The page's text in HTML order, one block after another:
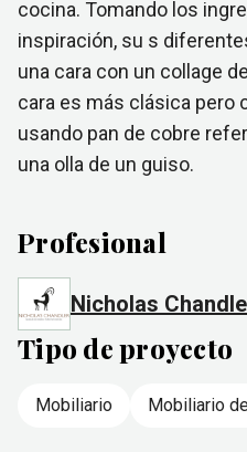
cocina. Tomando los
inspiración, su s
una cara con un collage
cara es más clásica pero
usando pan de cobre
una olla de un guiso.
Profesional
Nicholas
Tipo de proyecto
Mobiliario Mobiliario